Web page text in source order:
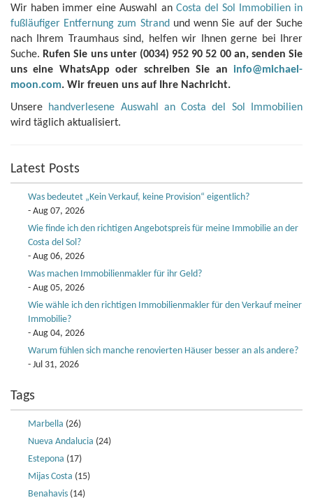
Wir haben immer eine Auswahl an Costa del Sol Immobilien in
fußläufiger Entfernung zum Strand und wenn Sie auf der Suche
nach Ihrem Traumhaus sind, helfen wir Ihnen gerne bei Ihrer
Suche. Rufen Sie uns unter (0034) 952 90 52 00 an, senden Sie
uns eine WhatsApp oder schreiben Sie an info@michael-
moon.com. Wir freuen uns auf Ihre Nachricht.
Unsere
handverlesene Auswahl an Costa del Sol Immobilien
wird täglich aktualisiert.
Latest Posts
Was bedeutet „Kein Verkauf, keine Provision“ eigentlich?
- Aug 07, 2026
Wie finde ich den richtigen Angebotspreis für meine Immobilie an der
Costa del Sol?
- Aug 06, 2026
Was machen Immobilienmakler für ihr Geld?
- Aug 05, 2026
Wie wähle ich den richtigen Immobilienmakler für den Verkauf meiner
Immobilie?
- Aug 04, 2026
Warum fühlen sich manche renovierten Häuser besser an als andere?
- Jul 31, 2026
Tags
Marbella (26)
Nueva Andalucia (24)
Estepona (17)
Mijas Costa (15)
Benahavis (14)